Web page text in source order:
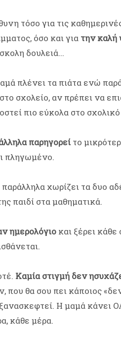
τόσο για τις
όσο και για την καλή
δουλειά...
πλένει τα πιάτα ενώ
σχολείο, αν πρέπει να
πιο εύκολα στο
παρηγορεί το
πληγωμένο.
χωρίζει τα δυο
παιδί στα μαθηματικά.
ημερολόγιο και ξέρει κάθε
Καμία στιγμή δεν
που θα σου πει κάποιος
ξανασκεφτεί. Η μαμά κάνει
κάθε μέρα.